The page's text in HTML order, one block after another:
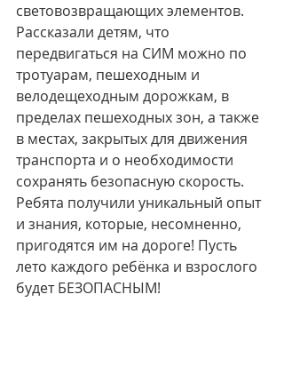
световозвращающих элементов.
Рассказали детям, что
передвигаться на СИМ можно по
тротуарам, пешеходным и
велодещеходным дорожкам, в
пределах пешеходных зон, а также
в местах, закрытых для движения
транспорта и о необходимости
сохранять безопасную скорость.
Ребята получили уникальный опыт
и знания, которые, несомненно,
пригодятся им на дороге! Пусть
лето каждого ребёнка и взрослого
будет БЕЗОПАСНЫМ!